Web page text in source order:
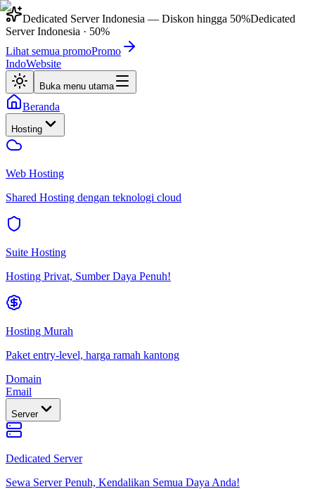
Dedicated Server Indonesia — Diskon hingga 50%Dedicated
Server Indonesia · 50%
Lihat semua promoPromo
IndoWebsite
Buka menu utama
Beranda
Hosting
Web Hosting
Shared Hosting dengan teknologi cloud
Suite Hosting
Hosting Privat, Sumber Daya Penuh!
Hosting Murah
Paket entry-level, harga ramah kantong
Domain
Email
Server
Dedicated Server
Sewa Server Penuh, Kendalikan Semua Daya Anda!